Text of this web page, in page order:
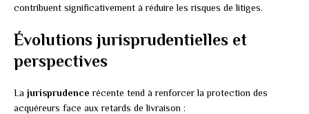
contribuent significativement à réduire les risques de litiges.
Évolutions jurisprudentielles et
perspectives
La jurisprudence récente tend à renforcer la protection des
acquéreurs face aux retards de livraison :